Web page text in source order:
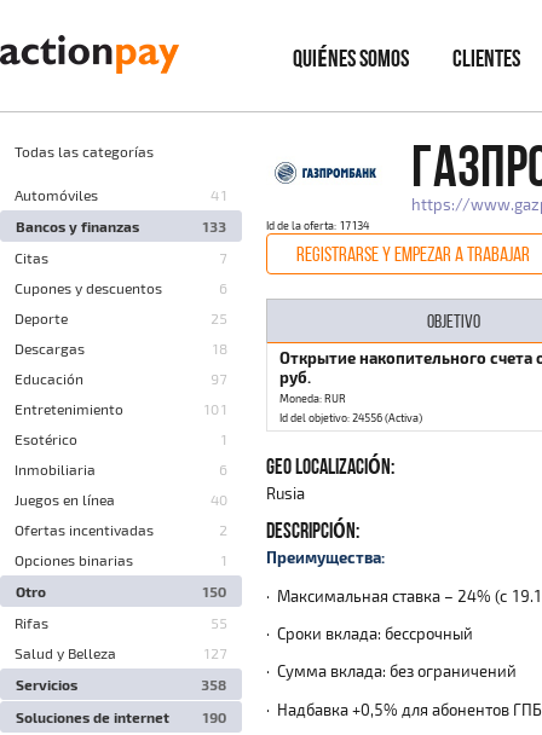
QUIÉNES SOMOS CLIENTES
Todas las categorías
Automóviles
41
Bancos y finanzas
133
Citas
7
Cupones y descuentos
6
Deporte
25
Descargas
18
Educación
97
Entretenimiento
101
Esotérico
1
Inmobiliaria
6
Juegos en línea
40
Ofertas incentivadas
2
Opciones binarias
1
Otro
150
Rifas
55
Salud y Belleza
127
Servicios
358
Soluciones de internet
190
https://
Id de la oferta: 17134
REGISTRARSE Y EMPEZAR A TRABAJAR
OBJETIVO
Открытие накопительного счета
руб.
Moneda: RUR
Id del objetivo: 24556 (Activa)
GEO LOCALIZACIÓN:
Rusia
DESCRIPCIÓN:
Преимущества:
· Максимальная ставка – 24% (с
· Сроки вклада: бессрочный
· Сумма вклада: без ограничений
· Надбавка +0,5% для абонентов